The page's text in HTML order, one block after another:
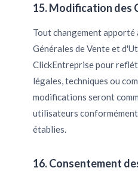
15. Modification des
Tout changement apporté
Générales de Vente et
ClickEntreprise pour
légales, techniques ou
modifications seront
utilisateurs
établies.
16. Consentement